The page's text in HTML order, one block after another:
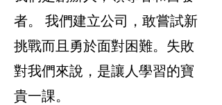
者。 我們建立公司，敢嘗試新
挑戰而且勇於面對困難。失敗
對我們來說，是讓人學習的寶
貴一課。